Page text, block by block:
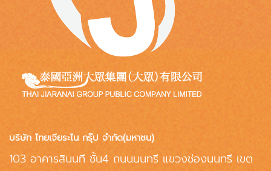
บริษัท ไทยเจียระไน กรุ๊ป จำกัด(มหาชน)
103 อาคารสินนที ชั้น4 ถนนนนทรี แขวงช่องนนทรี เขต